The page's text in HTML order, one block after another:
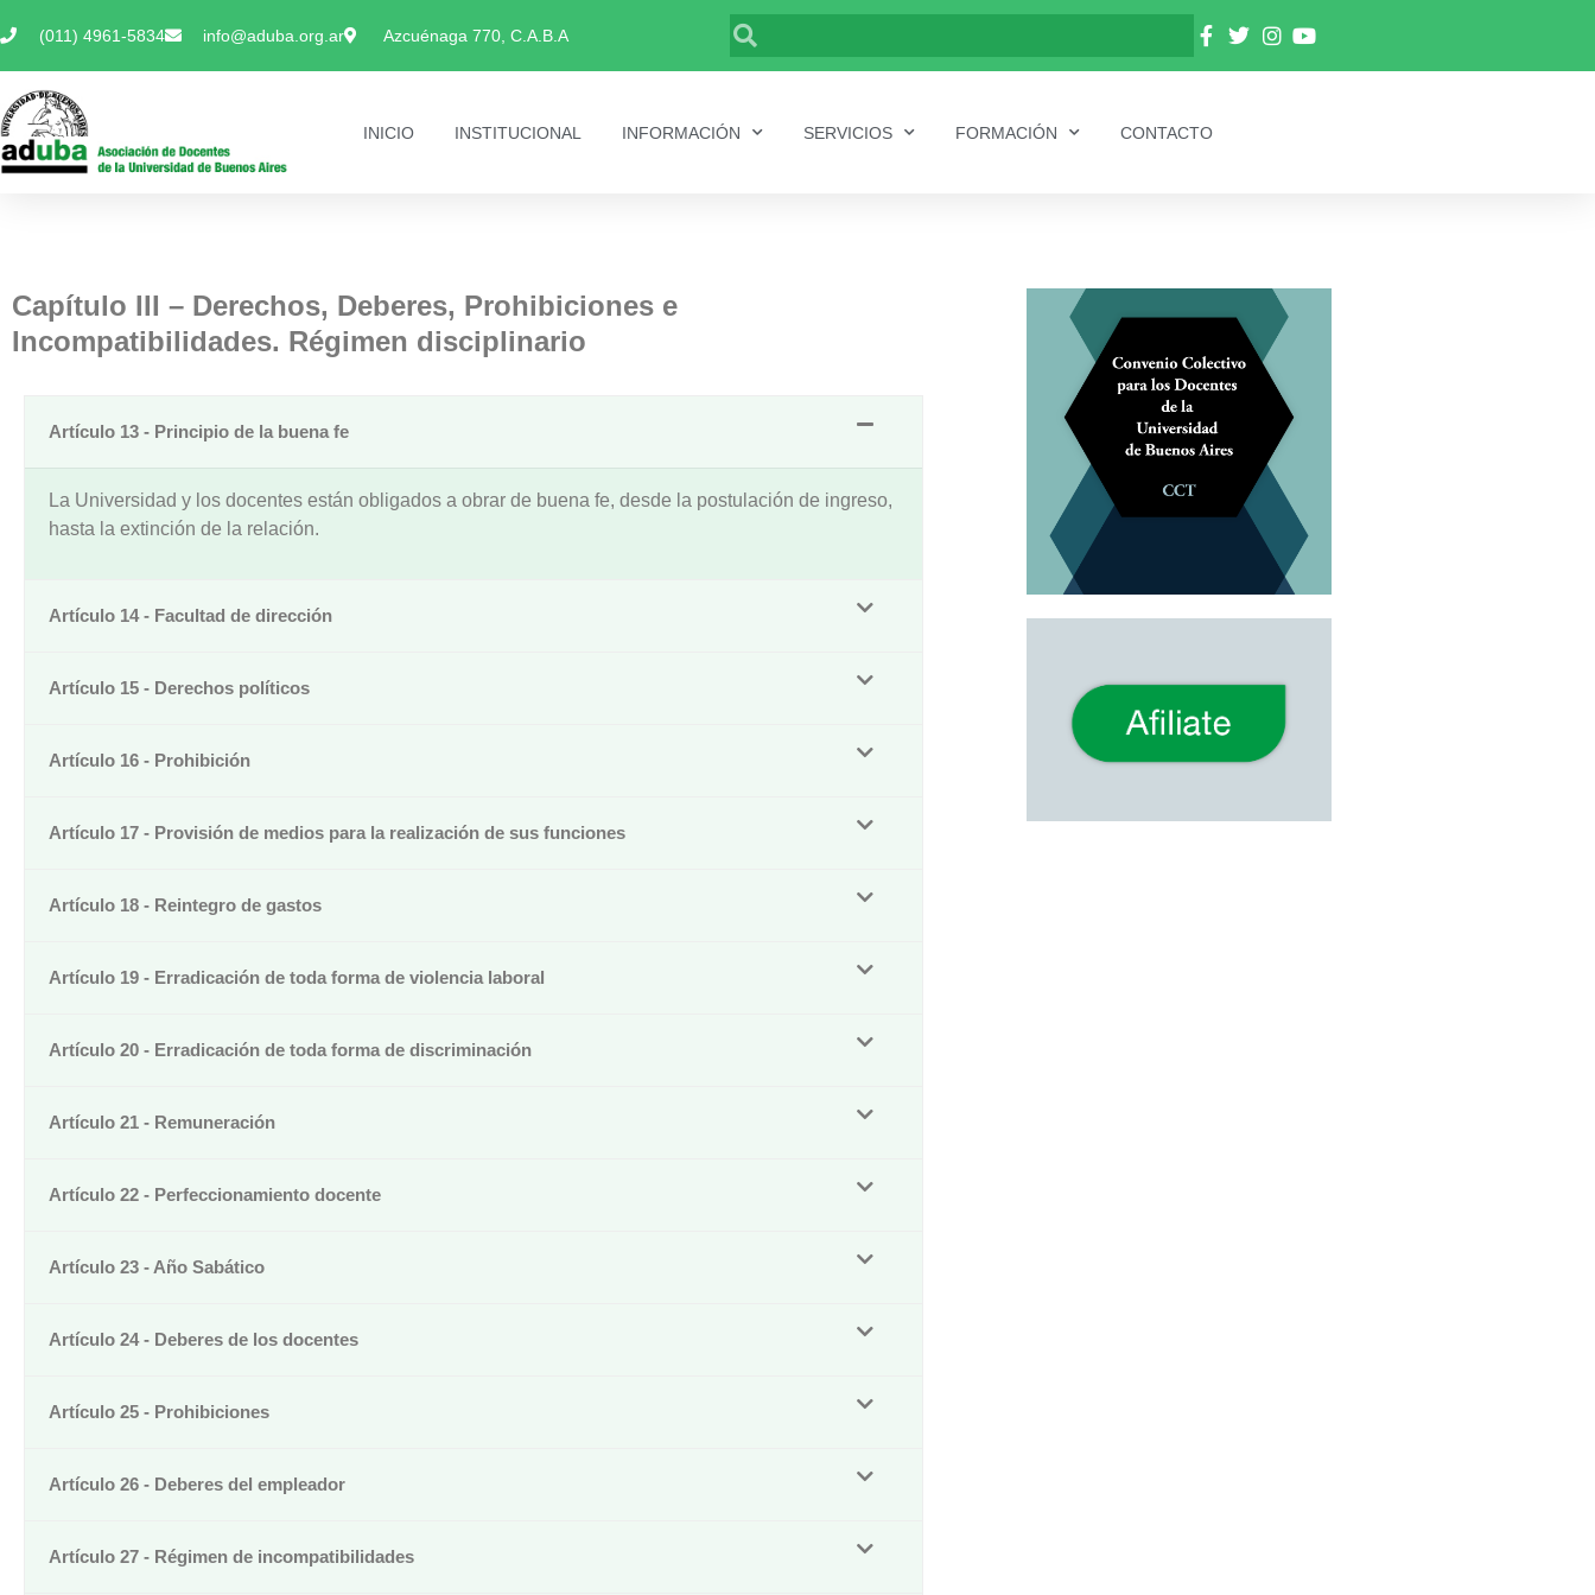
(011) 4961-5834 info@aduba.org.ar Azcuénaga 770, C.A.B.A
Buscar
INICIO INSTITUCIONAL INFORMACIÓN SERVICIOS FORMACIÓN CONTACTO
Capítulo III – Derechos, Deberes, Prohibiciones e
Incompatibilidades. Régimen disciplinario
Artículo 13 - Principio de la buena fe
La Universidad y los docentes están obligados a obrar de buena fe, desde la postulación de ingreso,
hasta la extinción de la relación.
Artículo 14 - Facultad de dirección
Artículo 15 - Derechos políticos
Artículo 16 - Prohibición
Artículo 17 - Provisión de medios para la realización de sus funciones
Artículo 18 - Reintegro de gastos
Artículo 19 - Erradicación de toda forma de violencia laboral
Artículo 20 - Erradicación de toda forma de discriminación
Artículo 21 - Remuneración
Artículo 22 - Perfeccionamiento docente
Artículo 23 - Año Sabático
Artículo 24 - Deberes de los docentes
Artículo 25 - Prohibiciones
Artículo 26 - Deberes del empleador
Artículo 27 - Régimen de incompatibilidades